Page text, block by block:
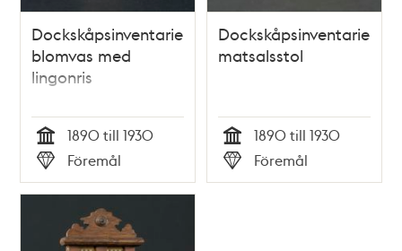
Dockskåpsinventarie;
blomvas med
lingonris
Tid
1890 till 1930
Typ
Föremål
Dockskåpsinventarie;
matsalsstol
Tid
1890 till 1930
Typ
Föremål